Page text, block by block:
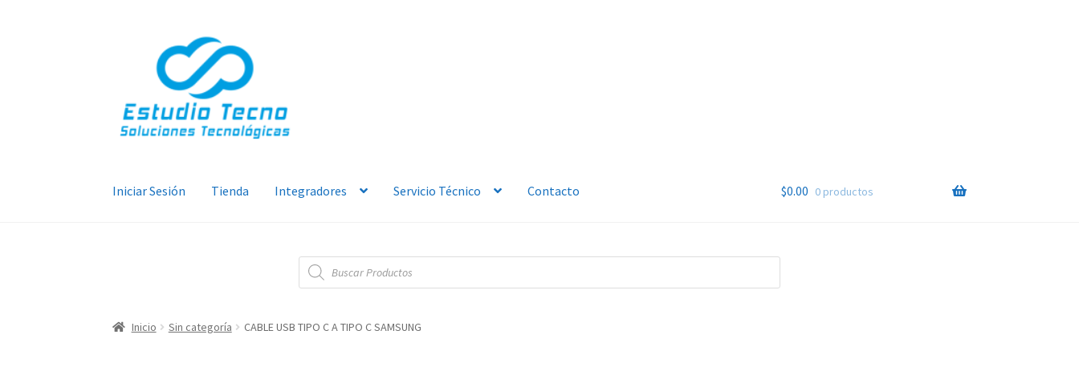
navegación
contenido
Iniciar Sesión Tienda Integradores Servicio Técnico Contacto $0.00 0 productos
Búsqueda
de
productos
Inicio Sin categoría CABLE USB TIPO C A TIPO C SAMSUNG